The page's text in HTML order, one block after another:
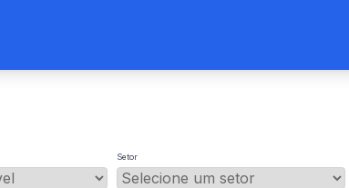
Setor